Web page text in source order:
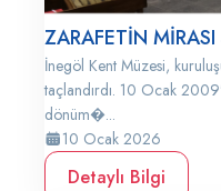
ZARAFETİN MİRASI
İnegöl Kent Müzesi,
taçlandırdı. 10 Ocak
dönüm�...
10 Ocak 2026
Detaylı Bilgi